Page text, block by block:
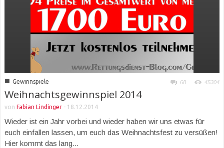
■ Gewinnspiele 68 45304
Weihnachtsgewinnspiel 2014
von Fabian Lindinger - 18.12.2014
Wieder ist ein Jahr vorbei und wieder haben wir uns etwas für
euch einfallen lassen, um euch das Weihnachtsfest zu versüßen!
Hier kommt das lang...